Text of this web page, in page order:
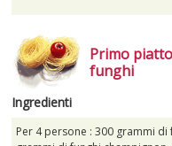
Primo
funghi
Ingredienti
Per 4 persone : 300 grammi